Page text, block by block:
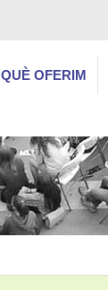
QUÈ OFERIM